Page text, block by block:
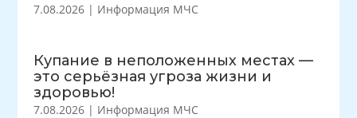
7.08.2026 | Информация МЧС
Купание в неположенных местах —
это серьёзная угроза жизни и
здоровью!
7.08.2026 | Информация МЧС